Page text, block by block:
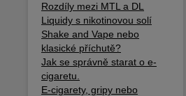
Rozdíly mezi MTL a DL
Liquidy s nikotinovou solí
Shake and Vape nebo
klasické příchutě?
Jak se správně starat o e-
cigaretu.
E-cigarety, gripy nebo